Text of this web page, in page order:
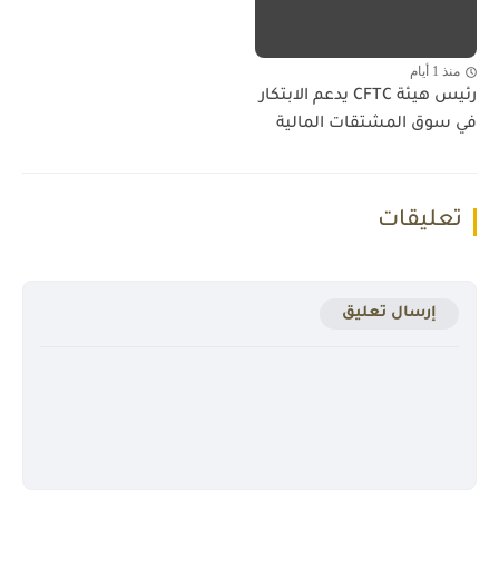
منذ 1 أيام
رئيس هيئة CFTC يدعم الابتكار
في سوق المشتقات المالية
تعليقات
إرسال تعليق